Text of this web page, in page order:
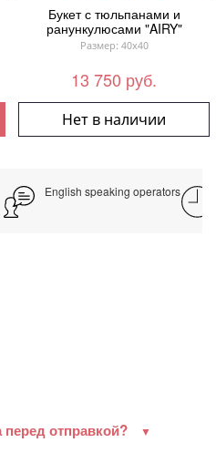
Букет с тюльпанами и
ранункулюсами "AIRY"
Размер: 40x40
13 750 руб.
Нет в наличии
English speaking operators
отправкой?